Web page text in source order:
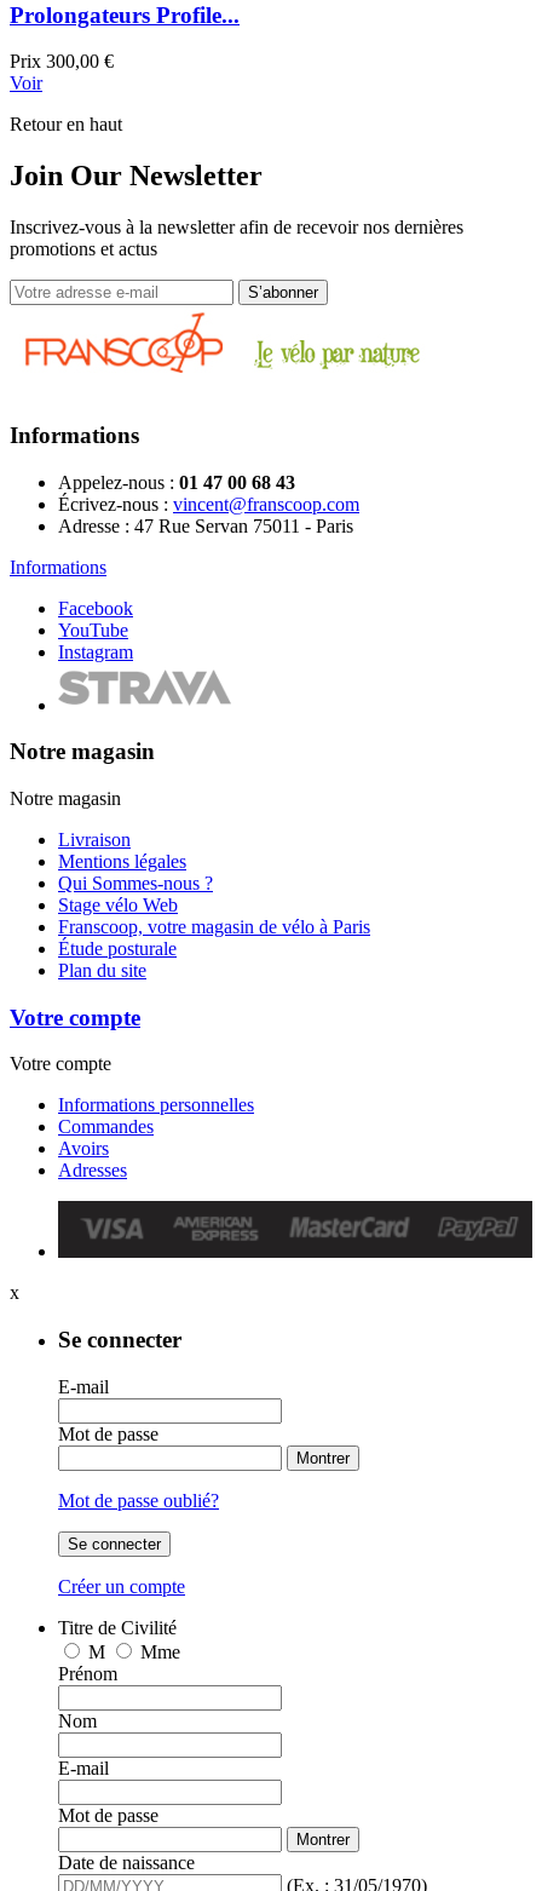
Prolongateurs Profile...
Prix 300,00 €
Voir
Retour en haut
Join Our Newsletter
Inscrivez-vous à la newsletter afin de recevoir nos dernières
promotions et actus
Informations
Appelez-nous : 01 47 00 68 43
Écrivez-nous : vincent@franscoop.com
Adresse : 47 Rue Servan 75011 - Paris
Informations
Facebook
YouTube
Instagram
Notre magasin
Notre magasin
Livraison
Mentions légales
Qui Sommes-nous ?
Stage vélo Web
Franscoop, votre magasin de vélo à Paris
Étude posturale
Plan du site
Votre compte
Votre compte
Informations personnelles
Commandes
Avoirs
Adresses
x
Se connecter
E-mail
Mot de passe
Montrer
Mot de passe oublié?
Se connecter
Créer un compte
Titre de Civilité
M
Mme
Prénom
Nom
E-mail
Mot de passe
Montrer
Date de naissance
(Ex. : 31/05/1970)